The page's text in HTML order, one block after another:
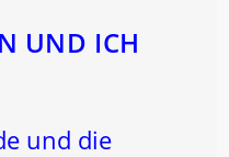
UND ICH
und die